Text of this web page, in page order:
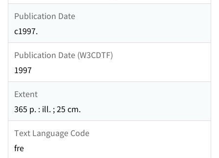
Publication Date
c1997.
Publication Date (W3CDTF)
1997
Extent
365 p. : ill. ; 25 cm.
Text Language Code
fre